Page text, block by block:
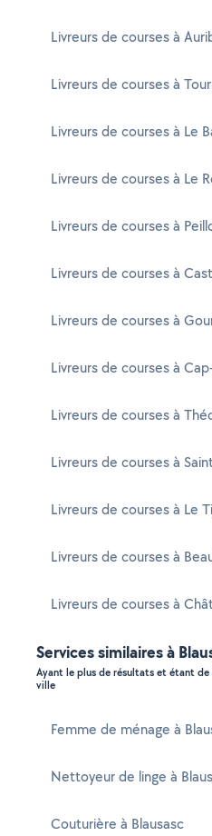
Livreurs de courses à
Livreurs de courses à
Livreurs de courses à Le
Livreurs de courses à Le
Livreurs de courses à
Livreurs de courses à
Livreurs de courses à
Livreurs de courses à
Livreurs de courses à
Livreurs de courses à
Livreurs de courses à Le
Livreurs de courses à
Livreurs de courses à
Services similaires à
Ayant le plus de résultats et étant
ville
Femme de ménage à
Nettoyeur de linge à
Couturière à Blausasc